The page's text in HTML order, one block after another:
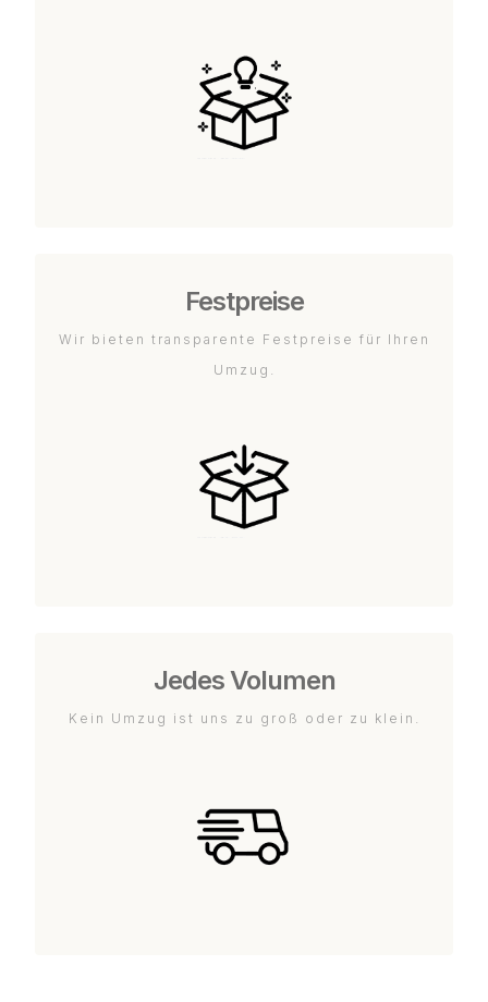
Festpreise
Wir bieten transparente Festpreise für Ihren
Umzug.
Jedes Volumen
Kein Umzug ist uns zu groß oder zu klein.